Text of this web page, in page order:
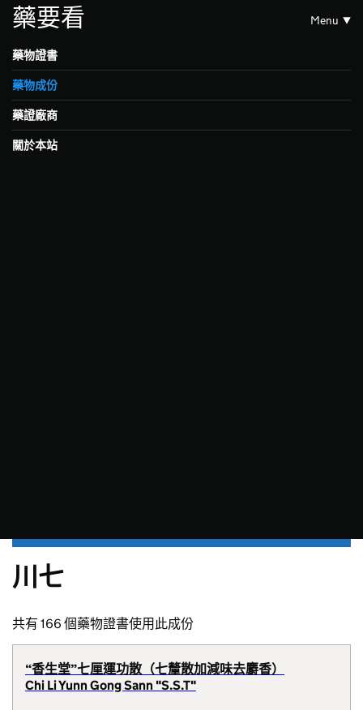
藥要看 Menu
藥物證書
藥物成份
藥證廠商
關於本站
川七
共有 166 個藥物證書使用此成份
“香生堂”七厘運功散（七釐散加減味去麝香）
Chi Li Yunn Gong Sann "S.S.T"